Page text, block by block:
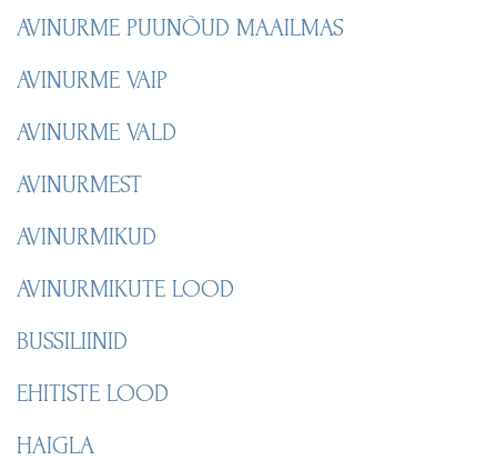
AVINURME PUUNÕUD MAAILMAS
AVINURME VAIP
AVINURME VALD
AVINURMEST
AVINURMIKUD
AVINURMIKUTE LOOD
BUSSILIINID
EHITISTE LOOD
HAIGLA